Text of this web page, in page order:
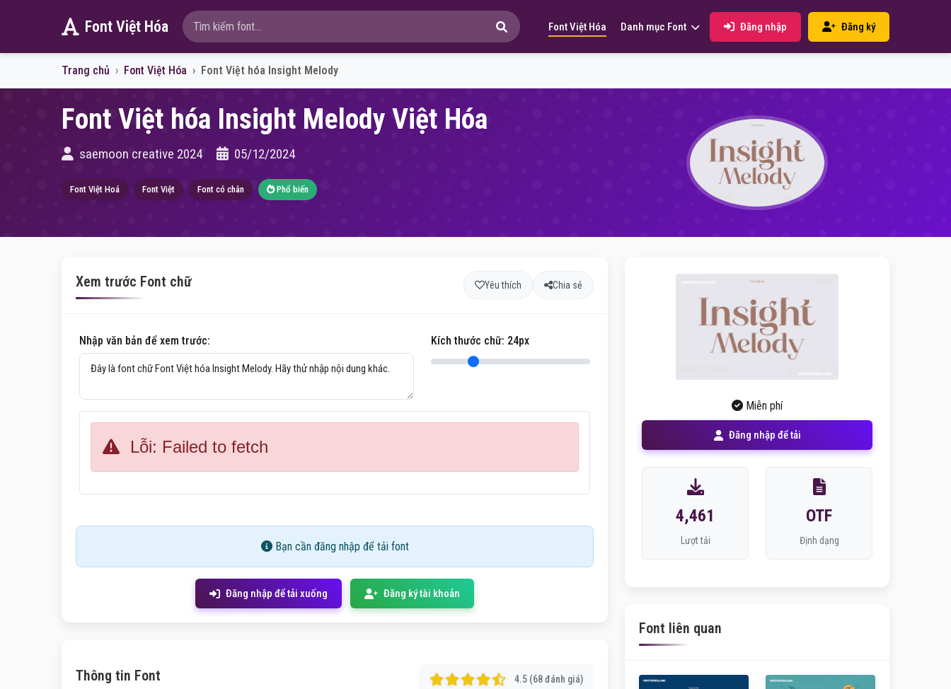
Font Việt Hóa Font Việt Hóa Danh mục Font Đăng nhập Đăng ký
Trang chủ Font Việt Hóa Font Việt hóa Insight Melody
Font Việt hóa Insight Melody Việt Hóa
saemoon creative 2024 05/12/2024
Font Việt Hoá Font Việt Font có chân Phổ biến
Xem trước Font chữ Yêu thích Chia sẻ
Nhập văn bản để xem trước: Kích thước chữ: 24px
Lỗi: Failed to fetch
Bạn cần đăng nhập để tải font
Đăng nhập để tải xuống Đăng ký tài khoản
Thông tin Font 4.5 (68 đánh giá)
Miễn phí
Đăng nhập để tải
4,461
Lượt tải
OTF
Định dạng
Font liên quan